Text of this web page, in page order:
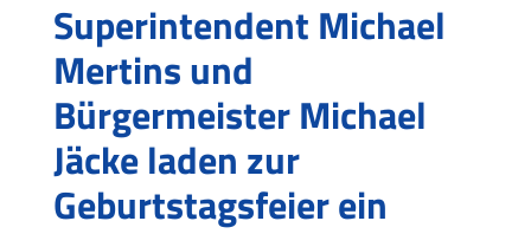
Superintendent Michael
Mertins und
Bürgermeister Michael
Jäcke laden zur
Geburtstagsfeier ein